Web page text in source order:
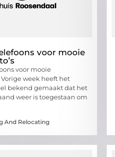
voor mooie
voor mooie
Vorige week heeft het
bekend gemaakt dat het
weer is toegestaan om
And Relocating